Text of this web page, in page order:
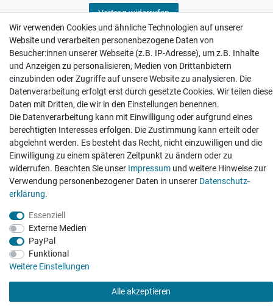
Vertrag widerrufen
Hatte etwas bestellt was fehlerhaft versendet
wurde. Mein Anliegen habe ich mitgeteilt und sofort
Er...
Datum der Veröffentlichung: 17.07.2026
Datum der Kauferfahrung: 10.07.2026
Wir verwenden Cookies und ähnliche Technologien auf unserer
Website und verarbeiten personenbezogene Daten von
Besucher:innen unserer Webseite (z.B. IP-Adresse), um z.B. Inhalte
und Anzeigen zu personalisieren, Medien von Drittanbietern
einzubinden oder Zugriffe auf unsere Website zu analysieren. Die
Datenverarbeitung erfolgt erst durch gesetzte Cookies. Wir teilen diese
Daten mit Dritten, die wir in den Einstellungen benennen.
Die Datenverarbeitung kann mit Einwilligung oder aufgrund eines
berechtigten Interesses erfolgen. Die Zustimmung kann erteilt oder
abgelehnt werden. Es besteht das Recht, nicht einzuwilligen und die
Einwilligung zu einem späteren Zeitpunkt zu ändern oder zu
widerrufen. Beachten Sie unser Impressum und weitere Hinweise zur
Verwendung personenbezogener Daten in unserer Daten­schutz­
erklärung.
Essenziell
Externe Medien
PayPal
Funktional
Weitere Einstellungen
Alle akzeptieren